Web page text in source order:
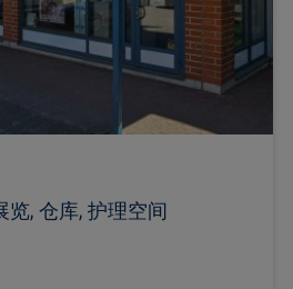
览, 仓库, 护理空间